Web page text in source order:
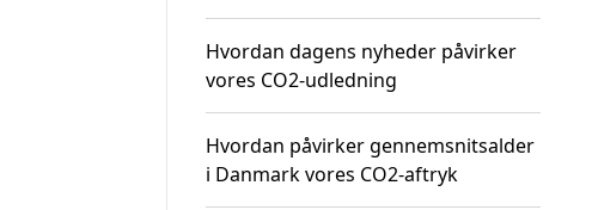
Hvordan dagens nyheder påvirker
vores CO2-udledning
Hvordan påvirker gennemsnitsalder
i Danmark vores CO2-aftryk